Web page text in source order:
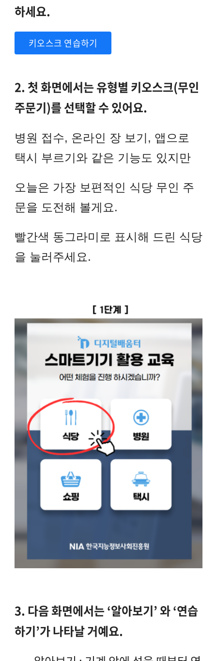
하세요.
키오스크 연습하기
2. 첫 화면에서는 유형별 키오스크(무인
주문기)를 선택할 수 있어요.
병원 접수, 온라인 장 보기, 앱으로
택시 부르기와 같은 기능도 있지만
오늘은 가장 보편적인 식당 무인 주
문을 도전해 볼게요.
빨간색 동그라미로 표시해 드린 식당
을 눌러주세요.
3. 다음 화면에서는 ‘알아보기’ 와 ‘연습
하기’가 나타날 거예요.